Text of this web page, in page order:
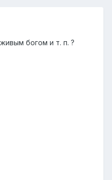
богом и т. п. ?